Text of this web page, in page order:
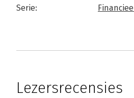
Serie:
Lezersrecensies